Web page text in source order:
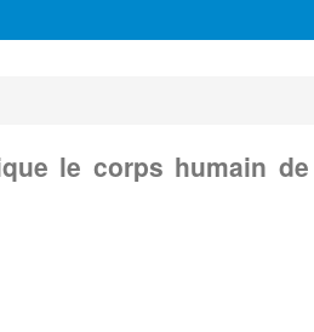
le corps humain de